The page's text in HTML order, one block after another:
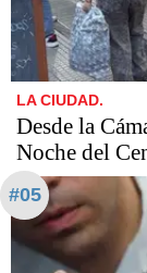
LA CIUDAD.
Desde la
Noche del
#05